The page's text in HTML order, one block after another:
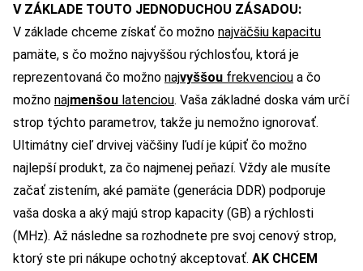
V ZÁKLADE TOUTO JEDNODUCHOU ZÁSADOU:
V základe chceme získať čo možno najväčšiu kapacitu
pamäte, s čo možno najvyššou rýchlosťou, ktorá je
reprezentovaná čo možno najvyššou frekvenciou a čo
možno najmenšou latenciou. Vaša základné doska vám určí
strop týchto parametrov, takže ju nemožno ignorovať.
Ultimátny cieľ drvivej väčšiny ľudí je kúpiť čo možno
najlepší produkt, za čo najmenej peňazí. Vždy ale musíte
začať zistením, aké pamäte (generácia DDR) podporuje
vaša doska a aký majú strop kapacity (GB) a rýchlosti
(MHz). Až následne sa rozhodnete pre svoj cenový strop,
ktorý ste pri nákupe ochotný akceptovať. AK CHCEM